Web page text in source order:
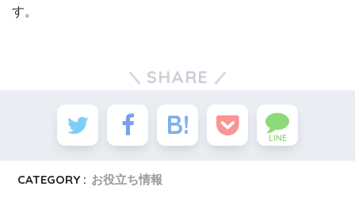
す。
SHARE
LINE
CATEGORY : お役立ち情報